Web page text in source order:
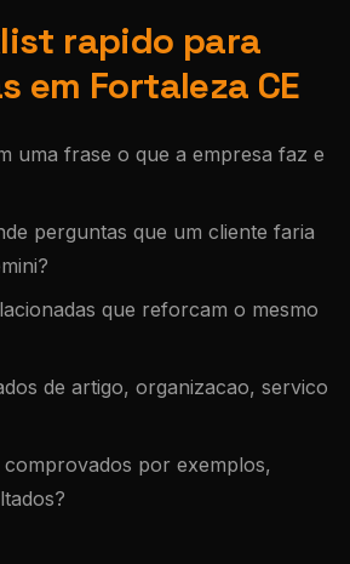
rapido para
em Fortaleza CE
uma frase o que a empresa faz e
perguntas que um cliente faria
que reforcam o mesmo
de artigo, organizacao, servico
comprovados por exemplos,